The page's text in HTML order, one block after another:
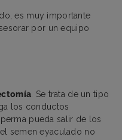
es muy importante
por un equipo
. Se trata de un tipo
los conductos
pueda salir de los
semen eyaculado no